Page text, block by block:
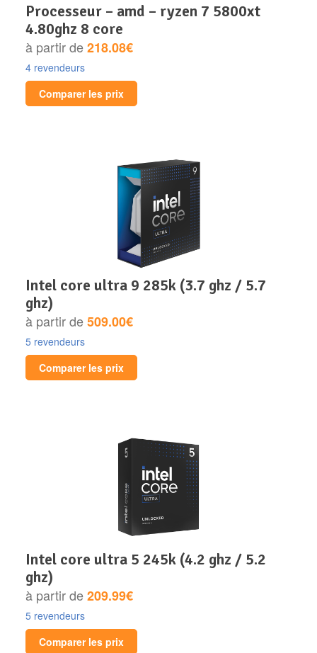
processeur – amd – ryzen 7 5800xt
4.80ghz 8 core
à partir de218.08€
4 revendeurs
Comparer les prix
intel core ultra 9 285k (3.7 ghz / 5.7
ghz)
à partir de509.00€
5 revendeurs
Comparer les prix
intel core ultra 5 245k (4.2 ghz / 5.2
ghz)
à partir de209.99€
5 revendeurs
Comparer les prix